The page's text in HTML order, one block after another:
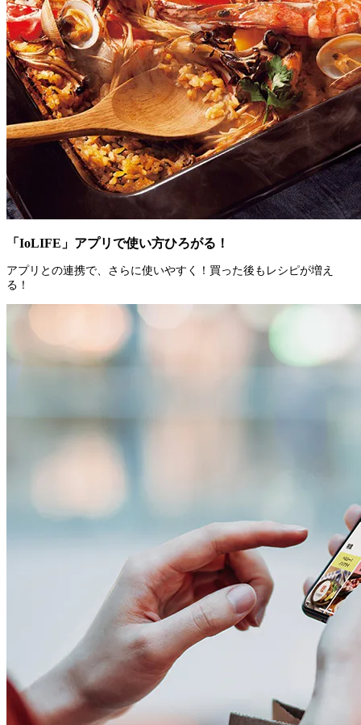
「IoLIFE」アプリで使い方ひろがる！
アプリとの連携で、さらに使いやすく！買った後もレシピが増え
る！